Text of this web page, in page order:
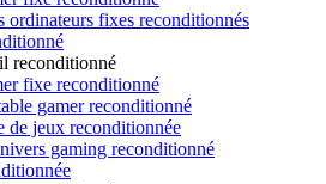
ordinateurs fixes reconditionnés
reconditionné
fixe reconditionné
gamer reconditionné
de jeux reconditionnée
gaming reconditionné